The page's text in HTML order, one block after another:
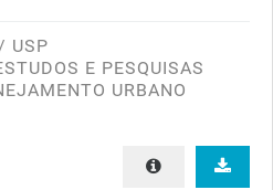
USP
E PESQUISAS
URBANO